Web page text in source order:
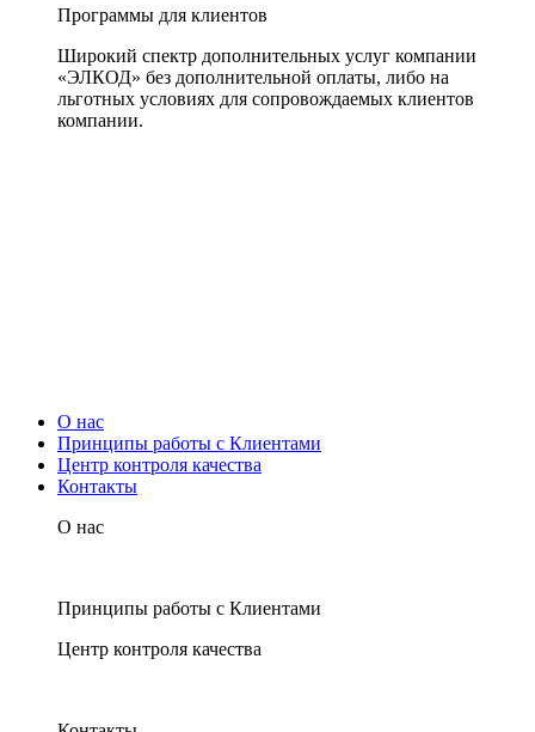
Программы для клиентов
Широкий спектр дополнительных услуг компании
«ЭЛКОД» без дополнительной оплаты, либо на
льготных условиях для сопровождаемых клиентов
компании.
О нас
Принципы работы с Клиентами
Центр контроля качества
Контакты
О нас
Принципы работы с Клиентами
Центр контроля качества